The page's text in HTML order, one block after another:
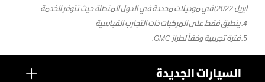
أبريل 2022) في موديلات محددة في الدول المتصلة حيث تتوفر الخدمة.
4. ينطبق فقط على المركبات ذات التجارب القياسية
5. فترة تجريبية وفقاً لطراز GMC.
السيارات الجديدة